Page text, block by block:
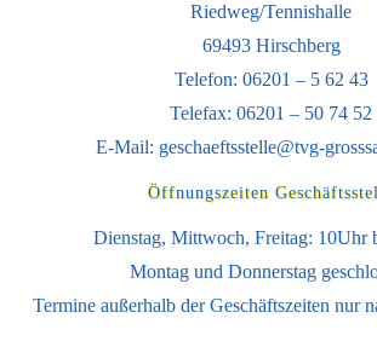
Riedweg/Tennishalle
69493 Hirschberg
Telefon: 06201 – 5 62 43
Telefax: 06201 – 50 74 52
E-Mail: geschaeftsstelle@tvg-
Öffnungszeiten
Dienstag, Mittwoch, Freitag: 10Uhr
Montag und Donnerstag
Termine außerhalb der Geschäftszeiten nur